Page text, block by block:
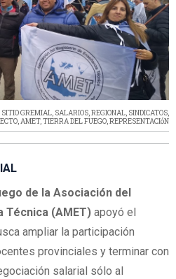
SITIO GREMIAL, SALARIOS,REGIONAL, SINDICATOS,
,AMET,TIERRA DEL FUEGO,REPRESENTACIóN
de la Asociación del
Técnica (AMET) apoyó el
ampliar la participación
provinciales y terminar con
salarial sólo al